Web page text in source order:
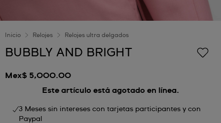
Inicio Relojes Relojes ultra delgados
BUBBLY AND BRIGHT
Mex$ 5,000.00
Este artículo está agotado en línea.
3 Meses sin intereses con tarjetas participantes y con
Paypal